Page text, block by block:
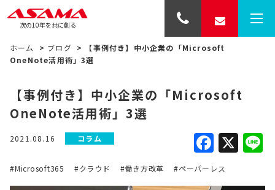
次の10年を共に創る
ホーム > ブログ >
【事例付き】中小企業の「Microsoft
OneNote活用術」3選
【事例付き】中小企業の「Microsoft
OneNote活用術」3選
2021.08.16 コラム X
#Microsoft365 #クラウド #働き方改革 #ペーパーレス